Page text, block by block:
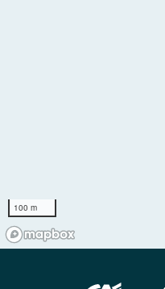
100 m